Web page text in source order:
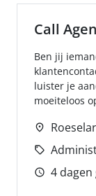
Call
Ben jij
luister je
moeiteloos
4 dagen